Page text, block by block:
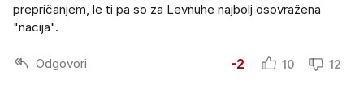
prepričanjem, le ti pa so za Levnuhe najbolj osovražena
"nacija".
Odgovori -2 10 12